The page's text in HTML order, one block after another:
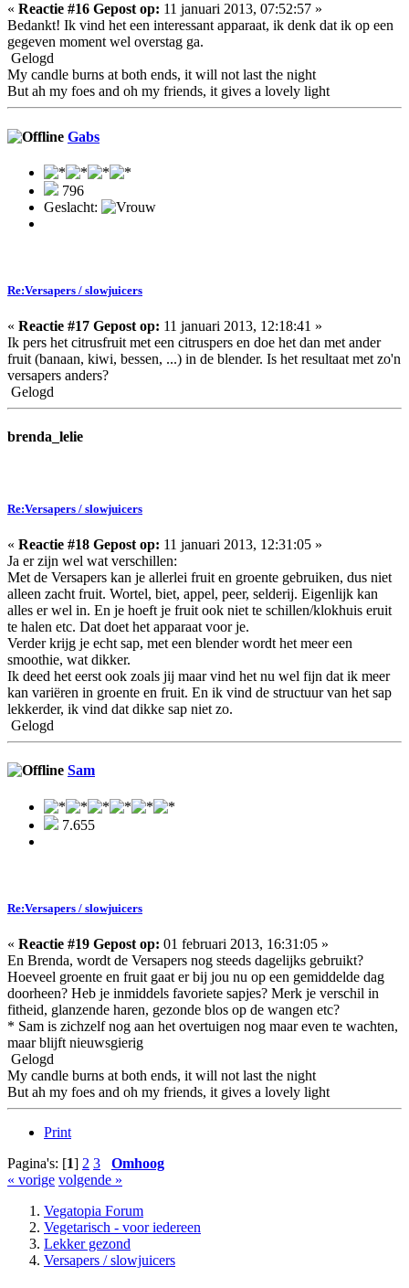
« Reactie #16 Gepost op: 11 januari 2013, 07:52:57 »
Bedankt! Ik vind het een interessant apparaat, ik denk dat ik op een
gegeven moment wel overstag ga.
Gelogd
My candle burns at both ends, it will not last the night
But ah my foes and oh my friends, it gives a lovely light
Gabs
796
Geslacht:
Re:Versapers / slowjuicers
« Reactie #17 Gepost op: 11 januari 2013, 12:18:41 »
Ik pers het citrusfruit met een citruspers en doe het dan met ander
fruit (banaan, kiwi, bessen, ...) in de blender. Is het resultaat met zo'n
versapers anders?
Gelogd
brenda_lelie
Re:Versapers / slowjuicers
« Reactie #18 Gepost op: 11 januari 2013, 12:31:05 »
Ja er zijn wel wat verschillen:
Met de Versapers kan je allerlei fruit en groente gebruiken, dus niet
alleen zacht fruit. Wortel, biet, appel, peer, selderij. Eigenlijk kan
alles er wel in. En je hoeft je fruit ook niet te schillen/klokhuis eruit
te halen etc. Dat doet het apparaat voor je.
Verder krijg je echt sap, met een blender wordt het meer een
smoothie, wat dikker.
Ik deed het eerst ook zoals jij maar vind het nu wel fijn dat ik meer
kan variëren in groente en fruit. En ik vind de structuur van het sap
lekkerder, ik vind dat dikke sap niet zo.
Gelogd
Sam
7.655
Re:Versapers / slowjuicers
« Reactie #19 Gepost op: 01 februari 2013, 16:31:05 »
En Brenda, wordt de Versapers nog steeds dagelijks gebruikt?
Hoeveel groente en fruit gaat er bij jou nu op een gemiddelde dag
doorheen? Heb je inmiddels favoriete sapjes? Merk je verschil in
fitheid, glanzende haren, gezonde blos op de wangen etc?
* Sam is zichzelf nog aan het overtuigen nog maar even te wachten,
maar blijft nieuwsgierig
Gelogd
My candle burns at both ends, it will not last the night
But ah my foes and oh my friends, it gives a lovely light
Print
Pagina's: [1] 2 3
Omhoog
« vorige volgende »
Vegatopia Forum
Vegetarisch - voor iedereen
Lekker gezond
Versapers / slowjuicers